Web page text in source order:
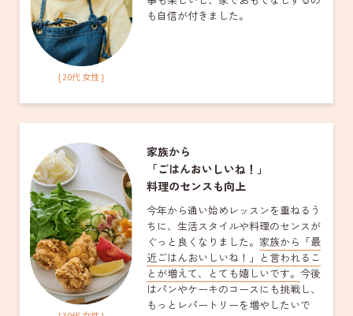
{ 20代 女性 }
も自信が付きました。
家族から
「ごはんおいしいね！」
料理のセンスも向上
今年から通い始めレッスンを重ねるう
ちに、生活スタイルや料理のセンスが
ぐっと良くなりました。 家族から「最
近ごはんおいしいね！」と言われるこ
とが増えて、とても嬉しいです。 今後
はパンやケーキのコースにも挑戦し、
もっとレパートリーを増やしたいで